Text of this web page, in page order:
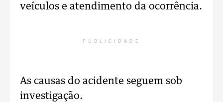
veículos e atendimento da ocorrência.
PUBLICIDADE
As causas do acidente seguem sob
investigação.